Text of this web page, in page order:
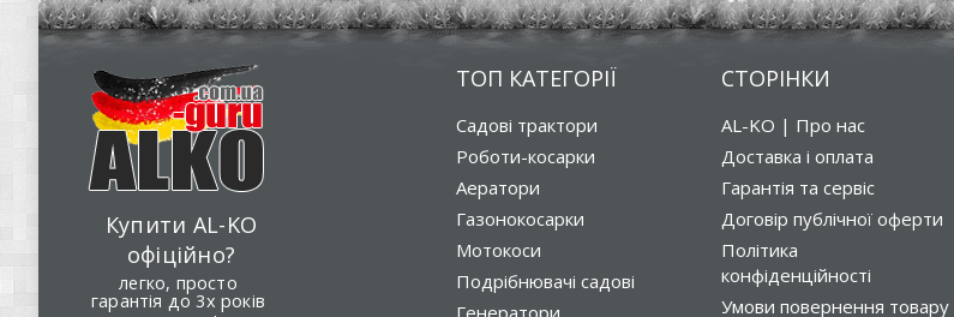
Купити AL-KO
офіційно?
легко, просто
гарантія до 3х років
ТОП КАТЕГОРІЇ
Садові трактори
Роботи-косарки
Аератори
Газонокосарки
Мотокоси
Подрібнювачі садові
СТОРІНКИ
AL-KO | Про нас
Доставка і оплата
Гарантія та сервіс
Договір публічної оферти
Політика
конфіденційності
Умови повернення товару